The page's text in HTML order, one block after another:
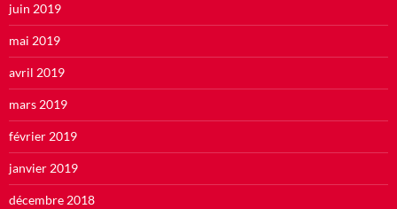
juin 2019
mai 2019
avril 2019
mars 2019
février 2019
janvier 2019
décembre 2018